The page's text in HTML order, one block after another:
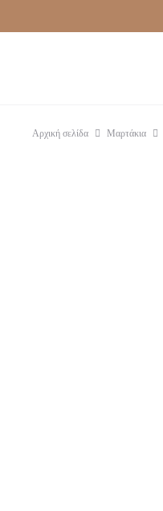
Αρχική σελίδα Μαρτάκια